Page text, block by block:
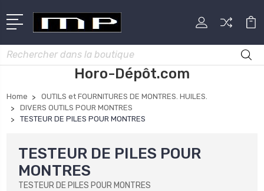
Rechercher
Horo-Dépôt.com
Home
OUTILS et FOURNITURES DE MONTRES. HUILES.
DIVERS OUTILS POUR MONTRES
TESTEUR DE PILES POUR MONTRES
TESTEUR DE PILES POUR
MONTRES
TESTEUR DE PILES POUR MONTRES